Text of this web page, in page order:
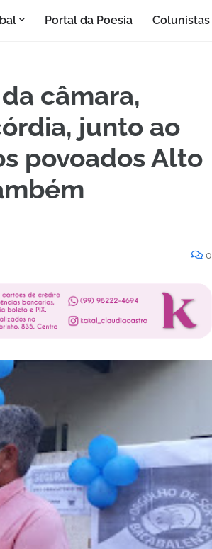
Portal da Poesia Colunistas
câmara,
junto ao
povoados Alto
0